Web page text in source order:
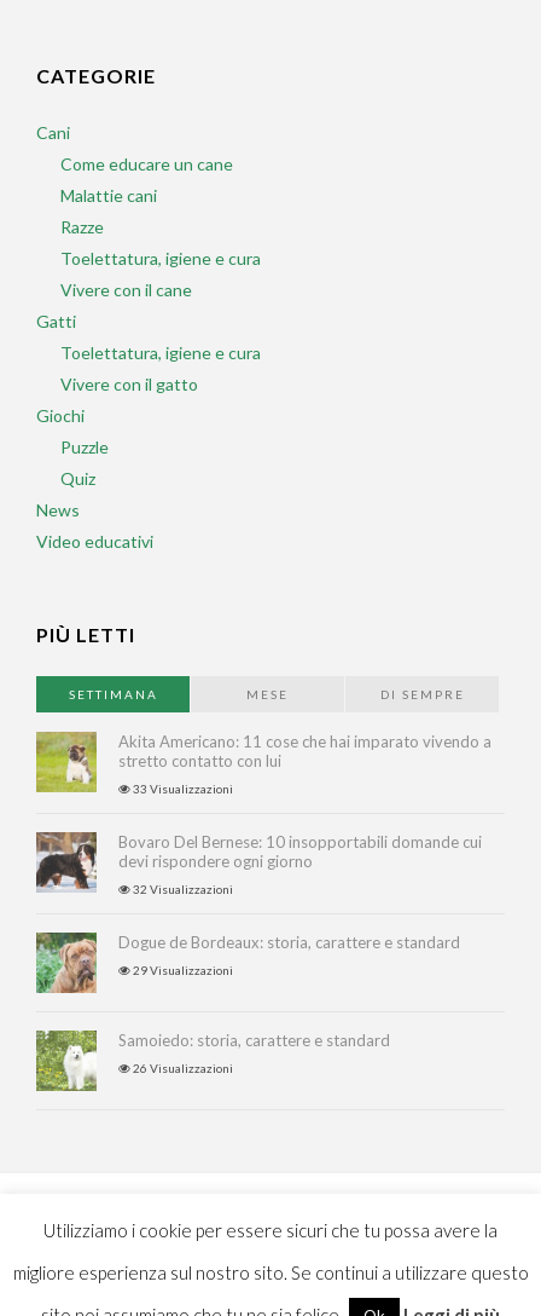
CATEGORIE
Cani
Come educare un cane
Malattie cani
Razze
Toelettatura, igiene e cura
Vivere con il cane
Gatti
Toelettatura, igiene e cura
Vivere con il gatto
Giochi
Puzzle
Quiz
News
Video educativi
PIÙ LETTI
SETTIMANA MESE DI SEMPRE
Akita Americano: 11 cose che hai imparato vivendo a
stretto contatto con lui
33 Visualizzazioni
Bovaro Del Bernese: 10 insopportabili domande cui
devi rispondere ogni giorno
32 Visualizzazioni
Dogue de Bordeaux: storia, carattere e standard
29 Visualizzazioni
Samoiedo: storia, carattere e standard
26 Visualizzazioni
Chi siamo|Privacy| Cookie Law Contatti
Utilizziamo i cookie per essere sicuri che tu possa avere la
migliore esperienza sul nostro sito. Se continui a utilizzare questo